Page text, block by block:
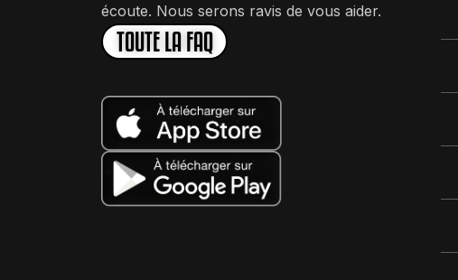
écoute. Nous serons ravis de vous aider.
TOUTE LA FAQ